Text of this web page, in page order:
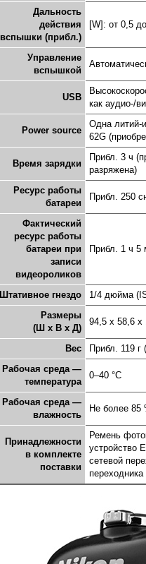
Дальность
действия
вспышки (прибл.)
[W]: от 0,5
Управление
вспышкой
USB
как аудио-/
Power source
Одна литий-
62G
Время зарядки
Прибл. 3 ч
разряжена)
Ресурс работы
батареи
Прибл. 250
Фактический
ресурс работы
батареи при
записи
видеороликов
Прибл. 1 ч 5
Штативное гнездо
1/4 дюйма
Размеры
(Ш x В x Д)
94,5 x 58,6 x
Вес
Прибл. 119 г
Рабочая среда —
температура
0–40 °C
Рабочая среда —
влажность
Не более 85
Принадлежности
в комплекте
поставки
Ремень
устройство
сетевой